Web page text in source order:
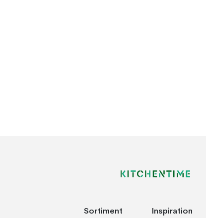
Sortiment Inspiration